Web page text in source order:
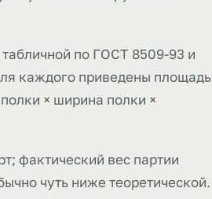
по ГОСТ 8509-93 и
каждого приведены площадь
× ширина полки ×
фактический вес партии
чуть ниже теоретической.